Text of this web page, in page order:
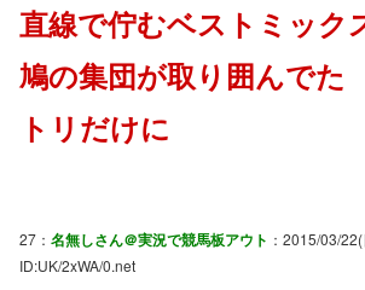
直線で佇むベストミック
鳩の集団が取り囲んでた
トリだけに
27： 名無しさん＠実況で競馬板アウト ：2015/03/
ID:UK/2xWA/0.net